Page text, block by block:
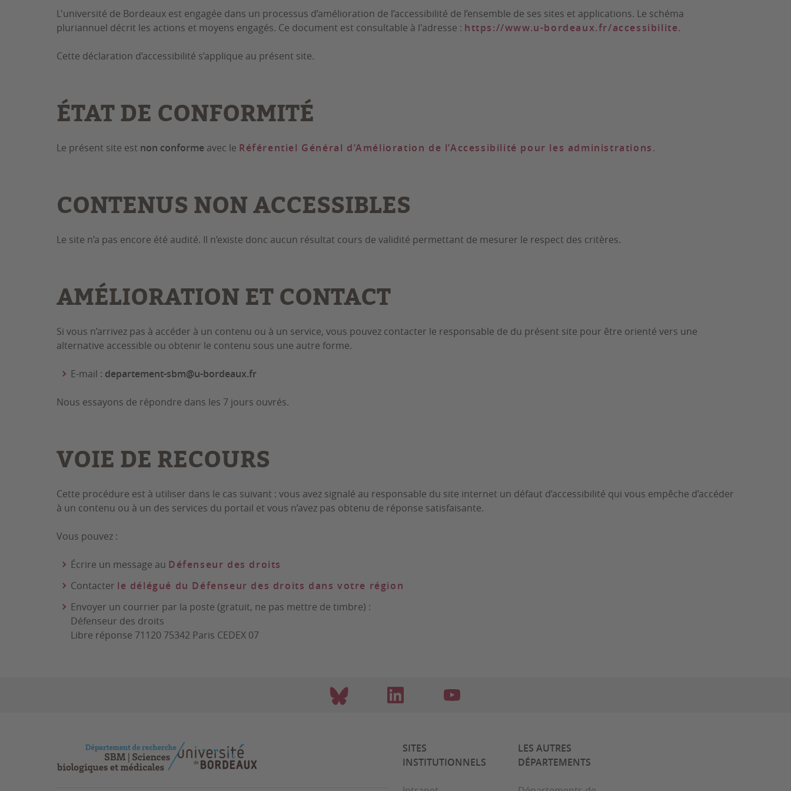
L'université de Bordeaux est engagée dans un processus d’amélioration de l’accessibilité de l’ensemble de ses sites et applications. Le schéma
pluriannuel décrit les actions et moyens engagés. Ce document est consultable à l'adresse : https://www.u-bordeaux.fr/accessibilite.
Cette déclaration d’accessibilité s’applique au présent site.
ÉTAT DE CONFORMITÉ
Le présent site est non conforme avec le Référentiel Général d’Amélioration de l’Accessibilité pour les administrations.
CONTENUS NON ACCESSIBLES
Le site n’a pas encore été audité. Il n’existe donc aucun résultat cours de validité permettant de mesurer le respect des critères.
AMÉLIORATION ET CONTACT
Si vous n’arrivez pas à accéder à un contenu ou à un service, vous pouvez contacter le responsable de du présent site pour être orienté vers une
alternative accessible ou obtenir le contenu sous une autre forme.
E-mail : departement-sbm@u-bordeaux.fr
Nous essayons de répondre dans les 7 jours ouvrés.
VOIE DE RECOURS
Cette procédure est à utiliser dans le cas suivant : vous avez signalé au responsable du site internet un défaut d’accessibilité qui vous empêche d’accéder
à un contenu ou à un des services du portail et vous n’avez pas obtenu de réponse satisfaisante.
Vous pouvez :
Écrire un message au Défenseur des droits
Contacter le délégué du Défenseur des droits dans votre région
Envoyer un courrier par la poste (gratuit, ne pas mettre de timbre) :
Défenseur des droits
Libre réponse 71120 75342 Paris CEDEX 07
SITES
INSTITUTIONNELS
LES AUTRES
DÉPARTEMENTS